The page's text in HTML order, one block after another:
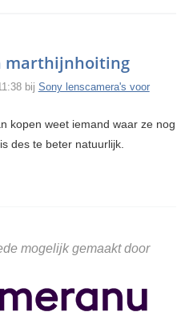
marthijnhoiting
bij Sony lenscamera's voor
kopen weet iemand waar ze nog
des te beter natuurlijk.
mogelijk gemaakt door